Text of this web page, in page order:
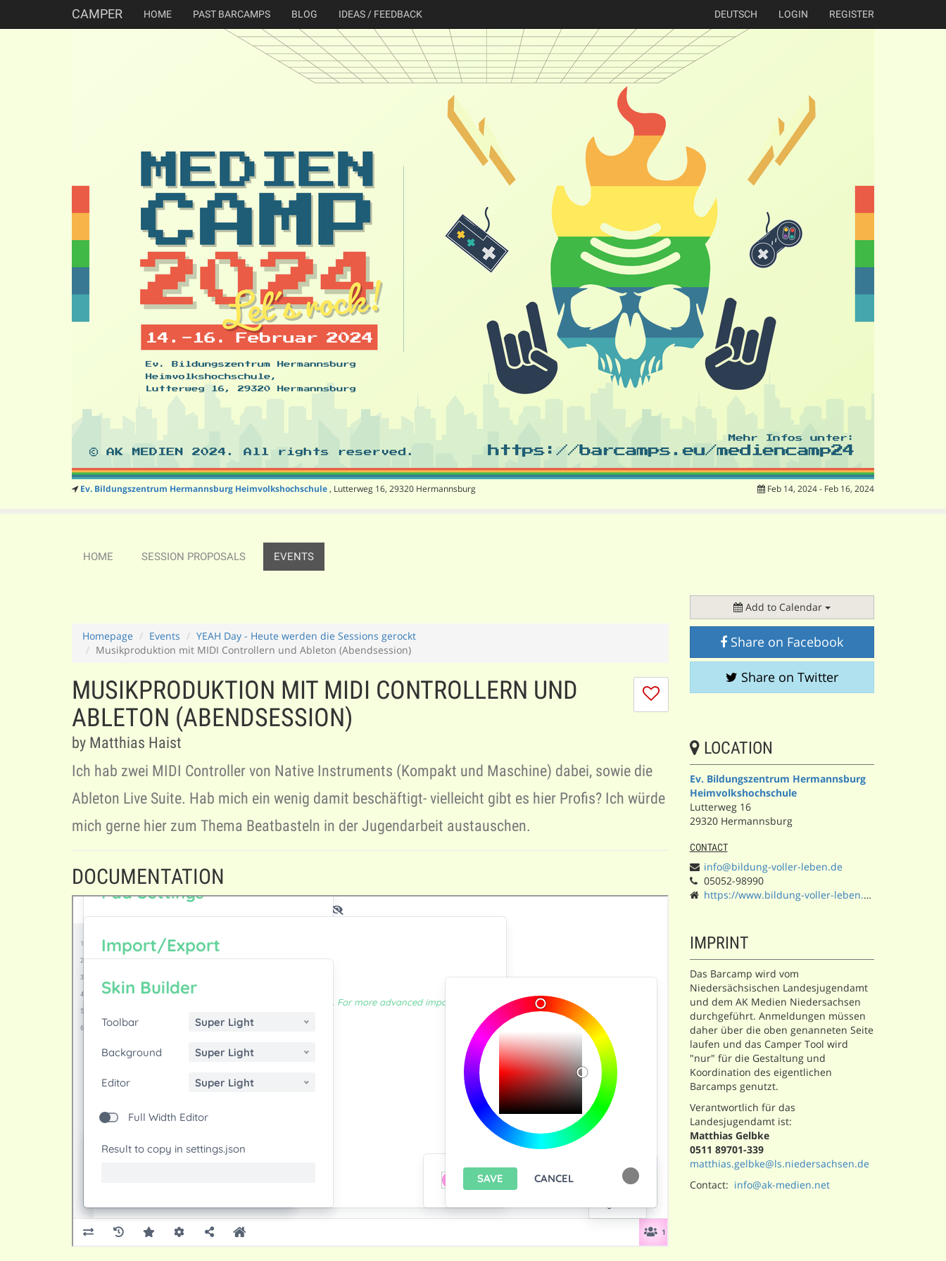
CAMPER HOME PAST BARCAMPS BLOG IDEAS / FEEDBACK DEUTSCH LOGIN REGISTER
Ev. Bildungszentrum Hermannsburg Heimvolkshochschule, Lutterweg 16, 29320 Hermannsburg Feb 14, 2024 - Feb 16, 2024
HOME SESSION PROPOSALS EVENTS
Homepage Events
YEAH Day - Heute werden die Sessions gerockt
Musikproduktion mit MIDI Controllern und Ableton (Abendsession)
I
don't
session
MUSIKPRODUKTION MIT MIDI CONTROLLERN UND
ABLETON (ABENDSESSION)
by Matthias Haist
Ich hab zwei MIDI Controller von Native Instruments (Kompakt und Maschine) dabei, sowie die
Ableton Live Suite. Hab mich ein wenig damit beschäftigt- vielleicht gibt es hier Profis? Ich würde
mich gerne hier zum Thema Beatbasteln in der Jugendarbeit austauschen.
DOCUMENTATION
Add to Calendar
Share on Facebook
Share on Twitter
LOCATION
Ev. Bildungszentrum Hermannsburg
Heimvolkshochschule
Lutterweg 16
29320 Hermannsburg
CONTACT
info@bildung-voller-leben.de
05052-98990
https://www.bildung-voller-leben.de/
IMPRINT
Das Barcamp wird vom
Niedersächsischen Landesjugendamt
und dem AK Medien Niedersachsen
durchgeführt. Anmeldungen müssen
daher über die oben genanneten Seite
laufen und das Camper Tool wird
"nur" für die Gestaltung und
Koordination des eigentlichen
Barcamps genutzt.
Verantwortlich für das
Landesjugendamt ist:
Matthias Gelbke
0511 89701-339
matthias.gelbke@ls.niedersachsen.de
Contact: info@ak-medien.net